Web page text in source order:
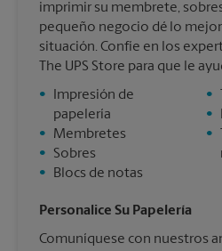
imprimir su membrete,
pequeño negocio dé lo
situación. Confíe en los
The UPS Store para que le
•
Impresión de
papelería
•
Membretes
•
Sobres
•
Blocs de notas
•
•
•
Personalice Su Papelería
Comuníquese con nuestros